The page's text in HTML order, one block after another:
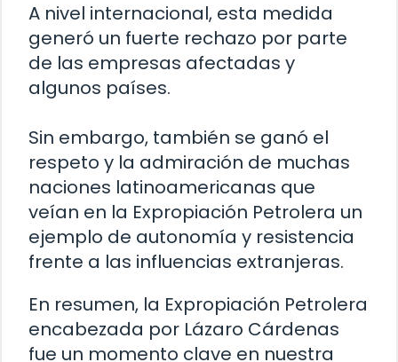
A nivel internacional, esta medida
generó un fuerte rechazo por parte
de las empresas afectadas y
algunos países.
Sin embargo, también se ganó el
respeto y la admiración de muchas
naciones latinoamericanas que
veían en la Expropiación Petrolera un
ejemplo de autonomía y resistencia
frente a las influencias extranjeras.
En resumen, la Expropiación Petrolera
encabezada por Lázaro Cárdenas
fue un momento clave en nuestra